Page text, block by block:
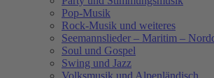
Pop-Musik
Rock-Musik und weiteres
Seemannslieder – Maritim –
Soul und Gospel
Swing und Jazz
Volksmusik und Alpenländisch